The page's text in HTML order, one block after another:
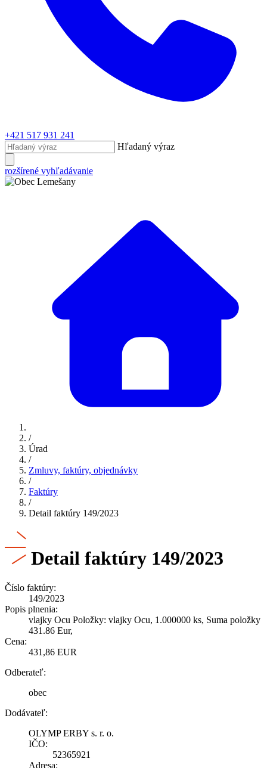
+421 517 931 241
Hľadaný výraz
rozšírené vyhľadávanie
/
Úrad
/
Zmluvy, faktúry, objednávky
/
Faktúry
/
Detail faktúry 149/2023
Detail faktúry 149/2023
Číslo faktúry:
149/2023
Popis plnenia:
vlajky Ocu Položky: vlajky Ocu, 1.000000 ks, Suma položky
431.86 Eur,
Cena:
431,86 EUR
Odberateľ:
obec
Dodávateľ:
OLYMP ERBY s. r. o.
IČO:
52365921
Adresa: